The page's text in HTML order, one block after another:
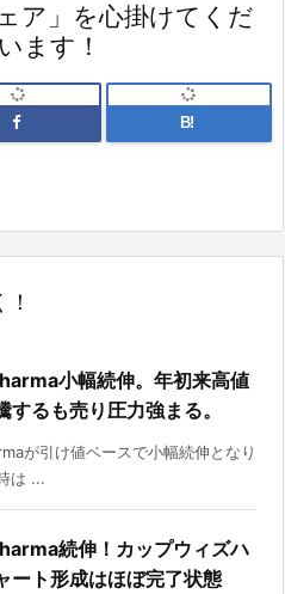
ア」を心掛けてくだ
ます！
B!
小幅続伸。年初来高値
するも売り圧力強まる。
が引け値ベースで小幅続伸となり
は ...
続伸！カップウィズハ
ート形成はほぼ完了状態